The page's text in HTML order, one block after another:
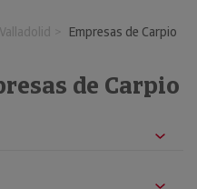
Empresas de Carpio
de Carpio